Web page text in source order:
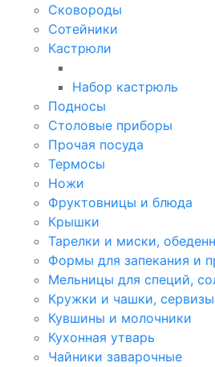
Сковороды
Сотейники
Кастрюли
Набор кастрюль
Подносы
Столовые приборы
Прочая посуда
Термосы
Ножи
Фруктовницы и блюда
Крышки
Тарелки и миски,
Формы для запекания и
Мельницы для специй,
Кружки и чашки, сервизы
Кувшины и молочники
Кухонная утварь
Чайники заварочные